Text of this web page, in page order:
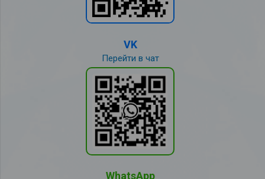
VK
Перейти в чат
WhatsApp